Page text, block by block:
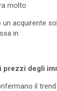
molto
un acquirente
in
prezzi degli
il